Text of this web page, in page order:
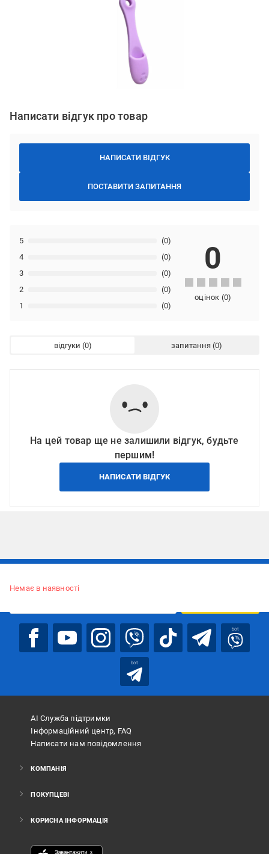
Написати відгук про товар
НАПИСАТИ ВІДГУК
ПОСТАВИТИ ЗАПИТАННЯ
1 (0)
2 (0)
3 (0)
4 (0)
5 (0)
0
оцінок (0)
відгуки запитання
На цей товар ще не залишили відгук, будьте
першим!
НАПИСАТИ ВІДГУК
Немає в наявності
bot
bot
АІ Служба підтримки
Інформаційний центр, FAQ
Написати нам повідомлення
КОМПАНІЯ
ПОКУПЦЕВІ
КОРИСНА ІНФОРМАЦІЯ